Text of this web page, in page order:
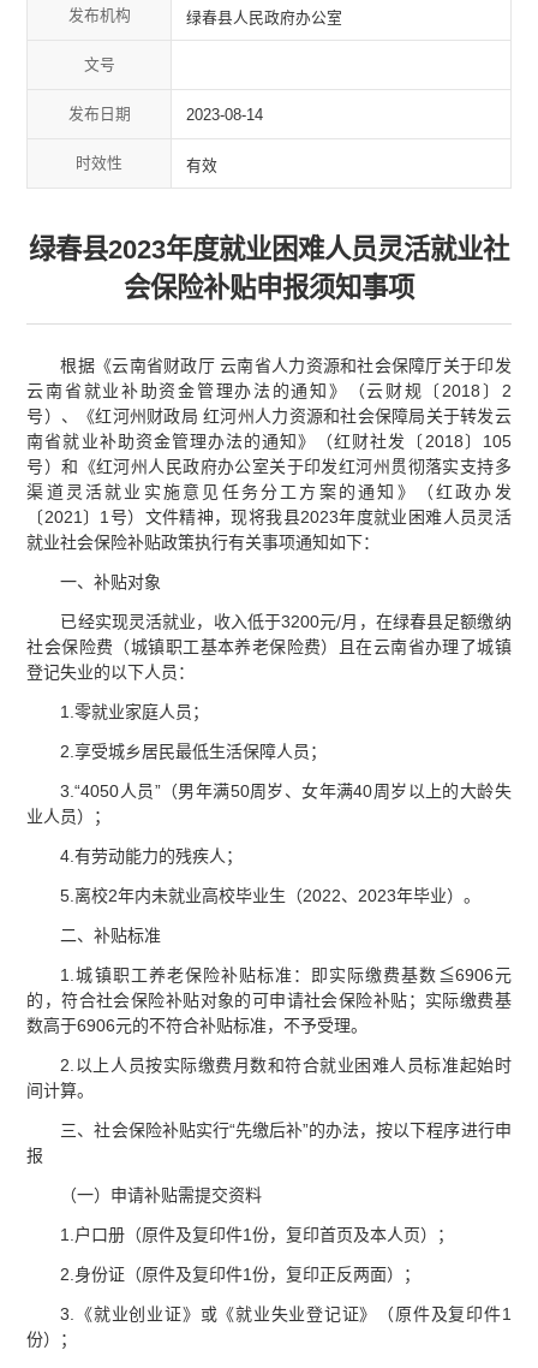
发布机构 绿春县人民政府办公室
文号
发布日期 2023-08-14
时效性 有效
绿春县2023年度就业困难人员灵活就业社
会保险补贴申报须知事项
根据《云南省财政厅 云南省人力资源和社会保障厅关于印发
云南省就业补助资金管理办法的通知》（云财规〔2018〕2
号）、《红河州财政局 红河州人力资源和社会保障局关于转发云
南省就业补助资金管理办法的通知》（红财社发〔2018〕105
号）和《红河州人民政府办公室关于印发红河州贯彻落实支持多
渠道灵活就业实施意见任务分工方案的通知》（红政办发
〔2021〕1号）文件精神，现将我县2023年度就业困难人员灵活
就业社会保险补贴政策执行有关事项通知如下：
一、补贴对象
已经实现灵活就业，收入低于3200元/月，在绿春县足额缴纳
社会保险费（城镇职工基本养老保险费）且在云南省办理了城镇
登记失业的以下人员：
1.零就业家庭人员；
2.享受城乡居民最低生活保障人员；
3.“4050人员”（男年满50周岁、女年满40周岁以上的大龄失
业人员）；
4.有劳动能力的残疾人；
5.离校2年内未就业高校毕业生（2022、2023年毕业）。
二、补贴标准
1.城镇职工养老保险补贴标准：即实际缴费基数≦6906元
的，符合社会保险补贴对象的可申请社会保险补贴；实际缴费基
数高于6906元的不符合补贴标准，不予受理。
2.以上人员按实际缴费月数和符合就业困难人员标准起始时
间计算。
三、社会保险补贴实行“先缴后补”的办法，按以下程序进行申
报
（一）申请补贴需提交资料
1.户口册（原件及复印件1份，复印首页及本人页）；
2.身份证（原件及复印件1份，复印正反两面）；
3.《就业创业证》或《就业失业登记证》（原件及复印件1
份）；